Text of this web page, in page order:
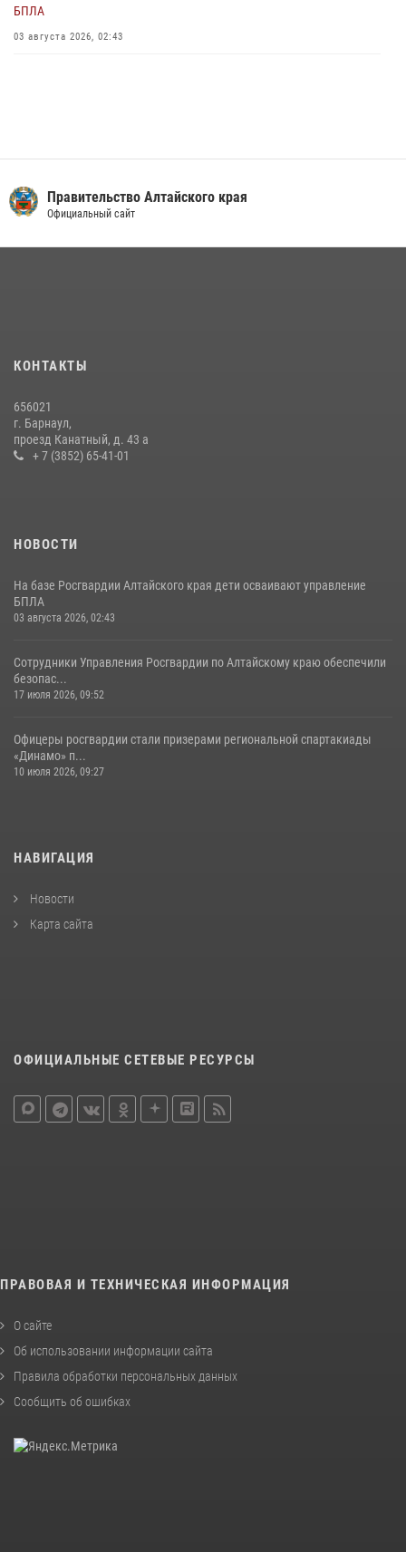
БПЛА
03 августа 2026, 02:43
Правительство Алтайского края
Официальный сайт
КОНТАКТЫ
656021
г. Барнаул,
проезд Канатный, д. 43 а
+ 7 (3852) 65-41-01
НОВОСТИ
На базе Росгвардии Алтайского края дети осваивают управление
БПЛА
03 августа 2026, 02:43
Сотрудники Управления Росгвардии по Алтайскому краю обеспечили
безопас...
17 июля 2026, 09:52
Офицеры росгвардии стали призерами региональной спартакиады
«Динамо» п...
10 июля 2026, 09:27
НАВИГАЦИЯ
Новости
Карта сайта
ОФИЦИАЛЬНЫЕ СЕТЕВЫЕ РЕСУРСЫ
ПРАВОВАЯ И ТЕХНИЧЕСКАЯ ИНФОРМАЦИЯ
О сайте
Об использовании информации сайта
Правила обработки персональных данных
Сообщить об ошибках